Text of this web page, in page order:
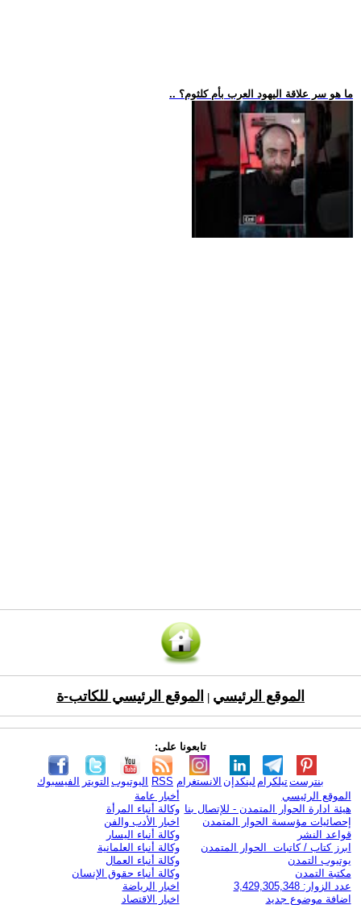
.. ما هو سر علاقة اليهود العرب بأم كلثوم؟
الموقع الرئيسي الموقع الرئيسي للكاتب-ة
تابعونا على:
الفيسبوك التويتر اليوتيوب RSS الانستغرام لينكدإن تيلكرامبنترست
الموقع الرئيسي
هيئة ادارة الحوار المتمدن - للإتصال بنا
إحصائيات مؤسسة الحوار المتمدن
قواعد النشر
ابرز كتاب / كاتبات الحوار المتمدن
يوتيوب التمدن
مكتبة التمدن
عدد الزوار: 3,429,305,348
اضافة موضوع جديد
أخبار عامة
وكالة أنباء المرأة
اخبار الأدب والفن
وكالة أنباء اليسار
وكالة أنباء العلمانية
وكالة أنباء العمال
وكالة أنباء حقوق الإنسان
اخبار الرياضة
اخبار الاقتصاد